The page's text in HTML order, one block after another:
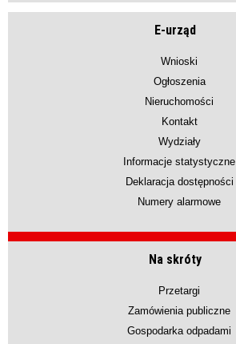
E-urząd
Wnioski
Ogłoszenia
Nieruchomości
Kontakt
Wydziały
Informacje statystyczne
Deklaracja dostępności
Numery alarmowe
Na skróty
Przetargi
Zamówienia publiczne
Gospodarka odpadami